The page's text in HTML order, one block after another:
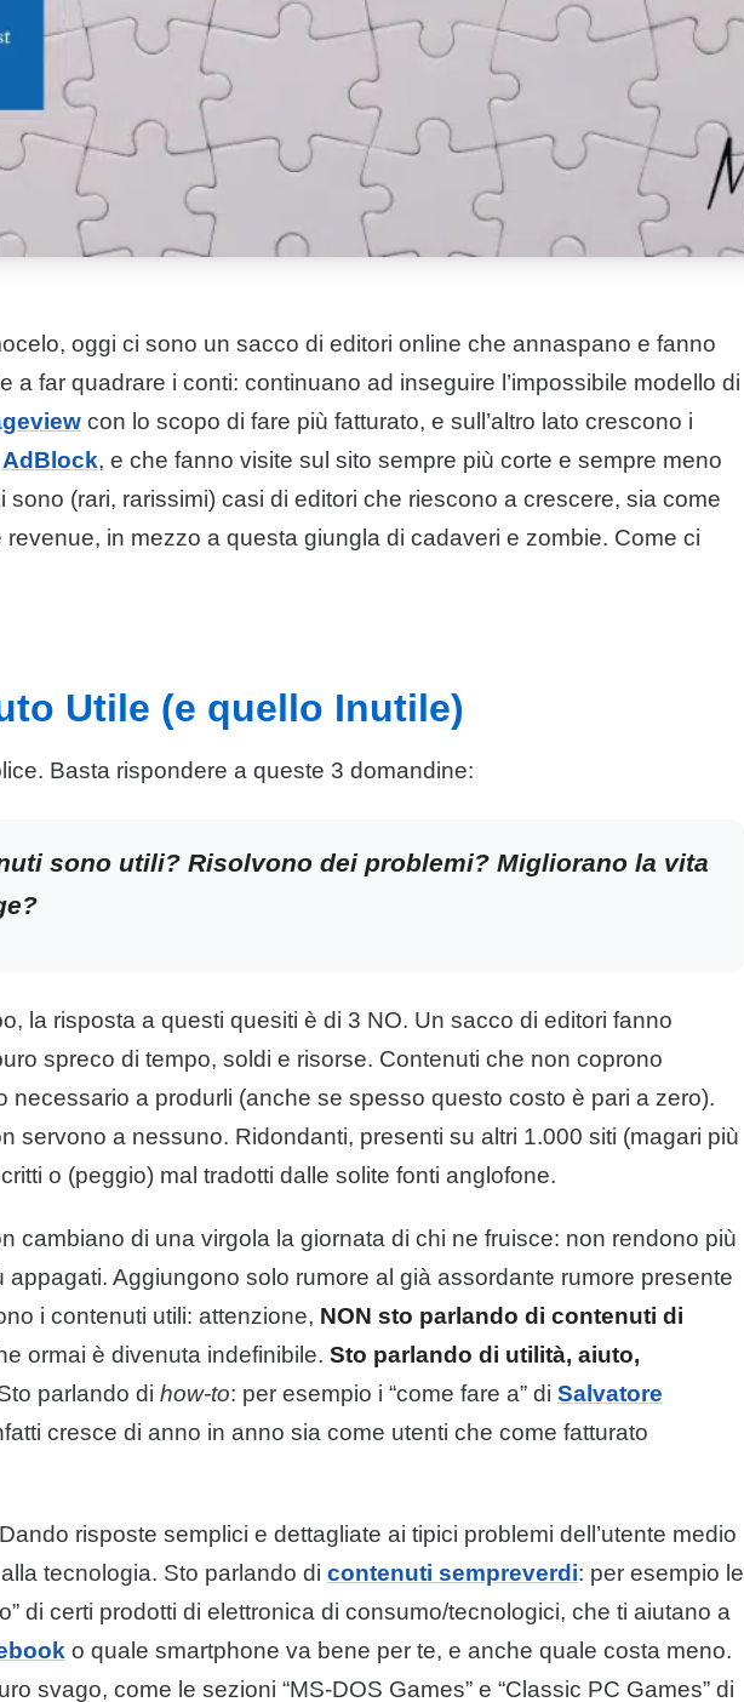
oggi ci sono un sacco di editori online che annaspano e fanno
a far quadrare i conti: continuano ad inseguire l’impossibile modello di
con lo scopo di fare più fatturato, e sull’altro lato crescono i
AdBlock, e che fanno visite sul sito sempre più corte e sempre meno
sono (rari, rarissimi) casi di editori che riescono a crescere, sia come
revenue, in mezzo a questa giungla di cadaveri e zombie. Come ci
Utile (e quello Inutile)
Basta rispondere a queste 3 domandine:
sono utili? Risolvono dei problemi? Migliorano la vita
la risposta a questi quesiti è di 3 NO. Un sacco di editori fanno
spreco di tempo, soldi e risorse. Contenuti che non coprono
necessario a produrli (anche se spesso questo costo è pari a zero).
servono a nessuno. Ridondanti, presenti su altri 1.000 siti (magari più
o (peggio) mal tradotti dalle solite fonti anglofone.
cambiano di una virgola la giornata di chi ne fruisce: non rendono più
appagati. Aggiungono solo rumore al già assordante rumore presente
i contenuti utili: attenzione, NON sto parlando di contenuti di
ormai è divenuta indefinibile. Sto parlando di utilità, aiuto,
parlando di how-to: per esempio i “come fare a” di Salvatore
cresce di anno in anno sia come utenti che come fatturato
risposte semplici e dettagliate ai tipici problemi dell’utente medio
tecnologia. Sto parlando di contenuti sempreverdi: per esempio le
di certi prodotti di elettronica di consumo/tecnologici, che ti aiutano a
o quale smartphone va bene per te, e anche quale costa meno.
svago, come le sezioni “MS-DOS Games” e “Classic PC Games” di